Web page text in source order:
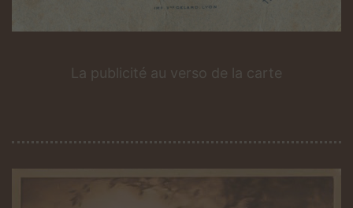
La publicité au verso de la carte